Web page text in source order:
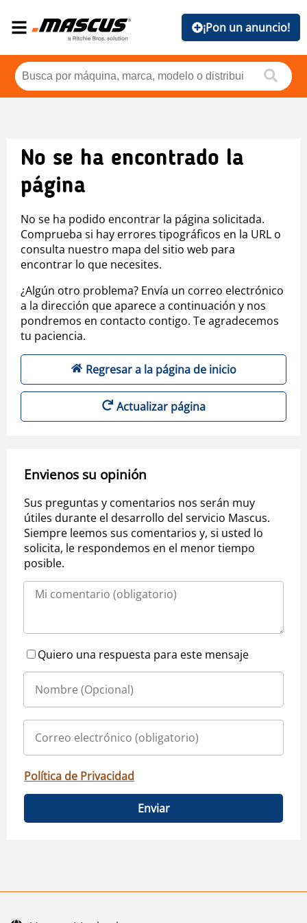
¡Pon un anuncio!
No se ha encontrado la
página
No se ha podido encontrar la página solicitada.
Comprueba si hay errores tipográficos en la URL o
consulta nuestro mapa del sitio web para
encontrar lo que necesites.
¿Algún otro problema? Envía un correo electrónico
a la dirección que aparece a continuación y nos
pondremos en contacto contigo. Te agradecemos
tu paciencia.
Regresar a la página de inicio
Actualizar página
Envienos su opinión
Sus preguntas y comentarios nos serán muy
útiles durante el desarrollo del servicio Mascus.
Siempre leemos sus comentarios y, si usted lo
solicita, le respondemos en el menor tiempo
posible.
Quiero una respuesta para este mensaje
Política de Privacidad
Enviar